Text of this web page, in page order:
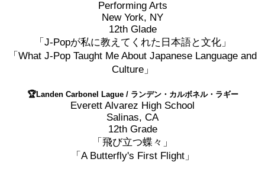
2016 Winners
Performing Arts
New York, NY
12th Glade
「J-Popが私に教えてくれた日本語と文化」
「What J-Pop Taught Me About Japanese Language and
Culture」
🏆Landen Carbonel Lague / ランデン・カルボネル・ラギー
Everett Alvarez High School
Salinas, CA
12th Grade
「飛び立つ蝶々」
「A Butterfly's First Flight」